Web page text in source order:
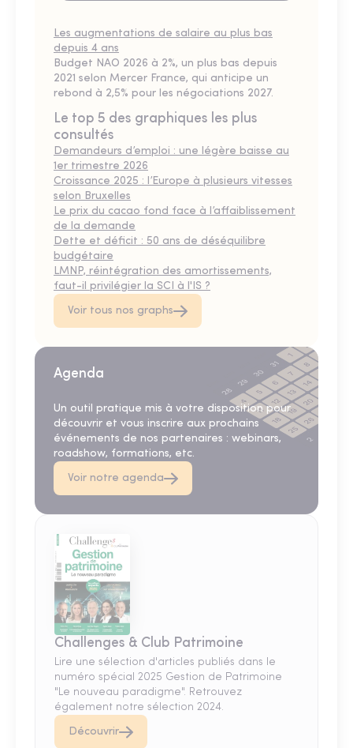
Les augmentations de salaire au plus bas
depuis 4 ans
Budget NAO 2026 à 2%, un plus bas depuis
2021 selon Mercer France, qui anticipe un
rebond à 2,5% pour les négociations 2027.
Le top 5 des graphiques les plus
consultés
Demandeurs d’emploi : une légère baisse au
1er trimestre 2026
Croissance 2025 : l’Europe à plusieurs vitesses
selon Bruxelles
Le prix du cacao fond face à l’affaiblissement
de la demande
Dette et déficit : 50 ans de déséquilibre
budgétaire
LMNP, réintégration des amortissements,
faut-il privilégier la SCI à l'IS ?
Voir tous nos graphs
Agenda
Un outil pratique mis à votre disposition pour
découvrir et vous inscrire aux prochains
événements de nos partenaires : webinars,
roadshow, formations, etc.
Voir notre agenda
Challenges & Club Patrimoine
Lire une sélection d'articles publiés dans le
numéro spécial 2025 Gestion de Patrimoine
"Le nouveau paradigme". Retrouvez
également notre sélection 2024.
Découvrir